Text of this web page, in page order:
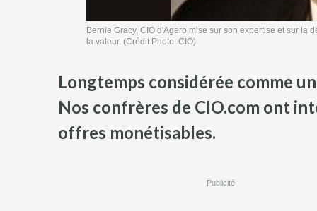
Bernie Gracy, CIO d'Agero mise sur son expertise et sur
la valeur. (Crédit Photo: CIO)
Longtemps considérée comme
Nos confrères de CIO.com ont
offres monétisables.
Publicité